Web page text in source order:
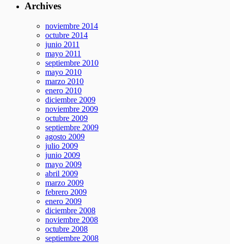
Archives
noviembre 2014
octubre 2014
junio 2011
mayo 2011
septiembre 2010
mayo 2010
marzo 2010
enero 2010
diciembre 2009
noviembre 2009
octubre 2009
septiembre 2009
agosto 2009
julio 2009
junio 2009
mayo 2009
abril 2009
marzo 2009
febrero 2009
enero 2009
diciembre 2008
noviembre 2008
octubre 2008
septiembre 2008